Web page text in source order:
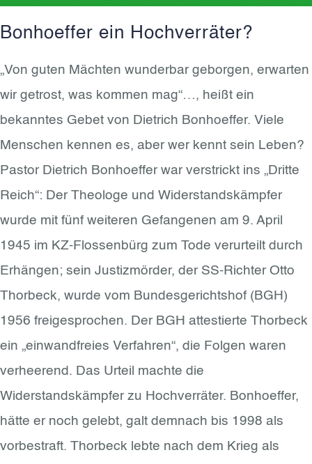
Bonhoeffer ein Hochverräter?
„Von guten Mächten wunderbar geborgen, erwarten
wir getrost, was kommen mag“…, heißt ein
bekanntes Gebet von Dietrich Bonhoeffer. Viele
Menschen kennen es, aber wer kennt sein Leben?
Pastor Dietrich Bonhoeffer war verstrickt ins „Dritte
Reich“: Der Theologe und Widerstandskämpfer
wurde mit fünf weiteren Gefangenen am 9. April
1945 im KZ-Flossenbürg zum Tode verurteilt durch
Erhängen; sein Justizmörder, der SS-Richter Otto
Thorbeck, wurde vom Bundesgerichtshof (BGH)
1956 freigesprochen. Der BGH attestierte Thorbeck
ein „einwandfreies Verfahren“, die Folgen waren
verheerend. Das Urteil machte die
Widerstandskämpfer zu Hochverräter. Bonhoeffer,
hätte er noch gelebt, galt demnach bis 1998 als
vorbestraft. Thorbeck lebte nach dem Krieg als